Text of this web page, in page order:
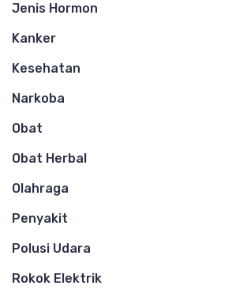
Jenis Hormon
Kanker
Kesehatan
Narkoba
Obat
Obat Herbal
Olahraga
Penyakit
Polusi Udara
Rokok Elektrik